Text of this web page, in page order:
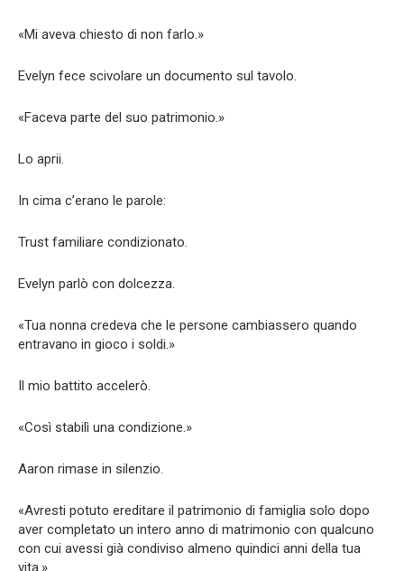
«Mi aveva chiesto di non farlo.»
Evelyn fece scivolare un documento sul tavolo.
«Faceva parte del suo patrimonio.»
Lo aprii.
In cima c’erano le parole:
Trust familiare condizionato.
Evelyn parlò con dolcezza.
«Tua nonna credeva che le persone cambiassero quando
entravano in gioco i soldi.»
Il mio battito accelerò.
«Così stabilì una condizione.»
Aaron rimase in silenzio.
«Avresti potuto ereditare il patrimonio di famiglia solo dopo
aver completato un intero anno di matrimonio con qualcuno
con cui avessi già condiviso almeno quindici anni della tua
vita.»